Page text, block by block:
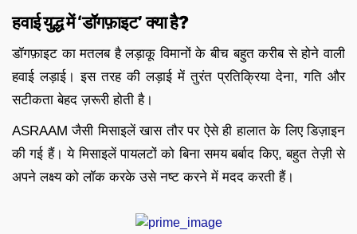
हवाई युद्ध में ‘डॉगफ़ाइट’ क्या है?
डॉगफ़ाइट का मतलब है लड़ाकू विमानों के बीच बहुत करीब से होने वाली
हवाई लड़ाई। इस तरह की लड़ाई में तुरंत प्रतिक्रिया देना, गति और
सटीकता बेहद ज़रूरी होती है।
ASRAAM जैसी मिसाइलें खास तौर पर ऐसे ही हालात के लिए डिज़ाइन
की गई हैं। ये मिसाइलें पायलटों को बिना समय बर्बाद किए, बहुत तेज़ी से
अपने लक्ष्य को लॉक करके उसे नष्ट करने में मदद करती हैं।